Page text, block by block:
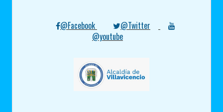
@Facebook
@Twitter
@youtube